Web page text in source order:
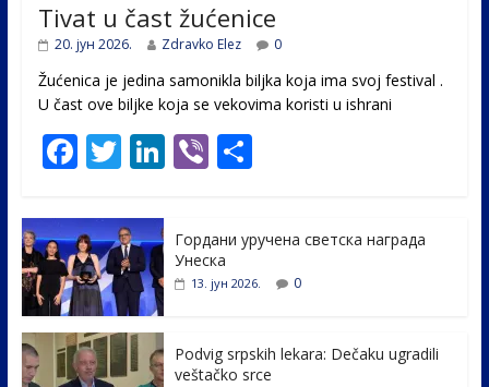
Tivat u čast žućenice
20. јун 2026. Zdravko Elez 0
Žućenica je jedina samonikla biljka koja ima svoj festival .
U čast ovе biljke koja se vekovima koristi u ishrani
F
e
b
o
o
k
T
itt
er
Li
e
dI
Vi S
e
Гордани уручена светска награда
Унеска
13. јун 2026. 0
Podvig srpskih lekara: Dečaku ugradili
veštačko srce